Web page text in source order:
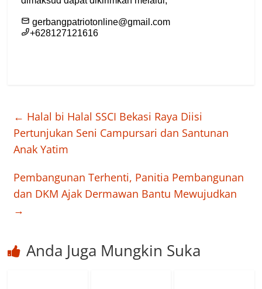
← Halal bi Halal SSCI Bekasi Raya Diisi
Pertunjukan Seni Campursari dan Santunan
Anak Yatim
Pembangunan Terhenti, Panitia Pembangunan
dan DKM Ajak Dermawan Bantu Mewujudkan
→
Anda Juga Mungkin Suka